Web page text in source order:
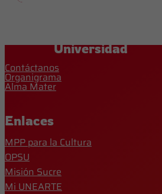
Universidad
Contáctanos
Organigrama
Alma Mater
Enlaces
MPP para la Cultura
OPSU
Misión Sucre
Mi UNEARTE